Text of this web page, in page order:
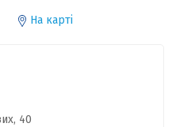
На карті
40